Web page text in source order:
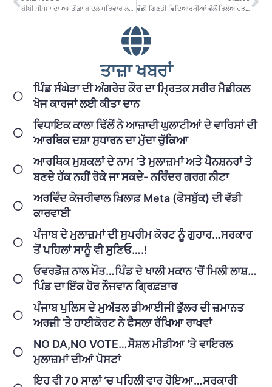
ਬੀਬੀ ਮੀਮਸਾ ਦਾ ਅਸਤੀਫ਼ਾ ਬਾਦਲ ਪਰਿਵਾਰ ਲਈ ਖੜੀਆਂ ਕਰੇਗਾ ਸਿਆਸੀ ਤੇ ਕਾਨੂੰਨੀ ਮੁਸਕਿਲਾਂ ਵੱਡੀ ਗਿਣਤੀ ਵਿਦਿਆਰਥੀਆਂ ਵੱਲੋਂ ਰਿਲੇਅ ਦੌੜ ’ਚ ਸ਼ਮੂਲੀਅਤ
ਤਾਜ਼ਾ ਖਬਰਾਂ
ਪਿੰਡ ਸੰਘੇੜਾ ਦੀ ਅੰਗਰੇਜ਼ ਕੌਰ ਦਾ ਮ੍ਰਿਤਕ ਸਰੀਰ ਮੈਡੀਕਲ
ਖੋਜ ਕਾਰਜਾਂ ਲਈ ਕੀਤਾ ਦਾਨ
ਵਿਧਾਇਕ ਕਾਲਾ ਢਿੱਲੋਂ ਨੇ ਆਜ਼ਾਦੀ ਘੁਲਾਟੀਆਂ ਦੇ ਵਾਰਿਸਾਂ ਦੀ
ਆਰਥਿਕ ਦਸ਼ਾ ਸੁਧਾਰਨ ਦਾ ਮੁੱਦਾ ਚੁੱਕਿਆ
ਆਰਥਿਕ ਮੁਸ਼ਕਲਾਂ ਦੇ ਨਾਮ ‘ਤੇ ਮੁਲਾਜ਼ਮਾਂ ਅਤੇ ਪੈਨਸ਼ਨਰਾਂ ਤੇ
ਬਣਦੇ ਹੱਕ ਨਹੀਂ ਰੋਕੇ ਜਾ ਸਕਦੇ- ਨਰਿੰਦਰ ਗਰਗ ਨੀਟਾ
ਅਰਵਿੰਦ ਕੇਜਰੀਵਾਲ ਖ਼ਿਲਾਫ਼ Meta (ਫੇਸਬੁੱਕ) ਦੀ ਵੱਡੀ
ਕਾਰਵਾਈ
ਪੰਜਾਬ ਦੇ ਮੁਲਾਜ਼ਮਾਂ ਦੀ ਸੁਪਰੀਮ ਕੋਰਟ ਨੂੰ ਗੁਹਾਰ…ਸਰਕਾਰ
ਤੋਂ ਪਹਿਲਾਂ ਸਾਨੂੰ ਵੀ ਸੁਣਿਓ….!
ਓਵਰਡੋਜ਼ ਨਾਲ ਮੌਤ…ਪਿੰਡ ਦੇ ਖਾਲੀ ਮਕਾਨ ‘ਚੋਂ ਮਿਲੀ ਲਾਸ਼…
ਪਿੰਡ ਦਾ ਇੱਕ ਹੋਰ ਨੌਜਵਾਨ ਗ੍ਰਿਫ਼ਤਾਰ
ਪੰਜਾਬ ਪੁਲਿਸ ਦੇ ਮੁਅੱਤਲ ਡੀਆਈਜੀ ਭੁੱਲਰ ਦੀ ਜ਼ਮਾਨਤ
ਅਰਜ਼ੀ ‘ਤੇ ਹਾਈਕੋਰਟ ਨੇ ਫੈਸਲਾ ਰੱਖਿਆ ਰਾਖਵਾਂ
NO DA,NO VOTE…ਸੋਸ਼ਲ ਮੀਡੀਆ ‘ਤੇ ਵਾਇਰਲ
ਮੁਲਾਜ਼ਮਾਂ ਦੀਆਂ ਪੋਸਟਾਂ
ਇਹ ਵੀ 70 ਸਾਲਾਂ ‘ਚ ਪਹਿਲੀ ਵਾਰ ਹੋਇਆ…ਸਰਕਾਰੀ